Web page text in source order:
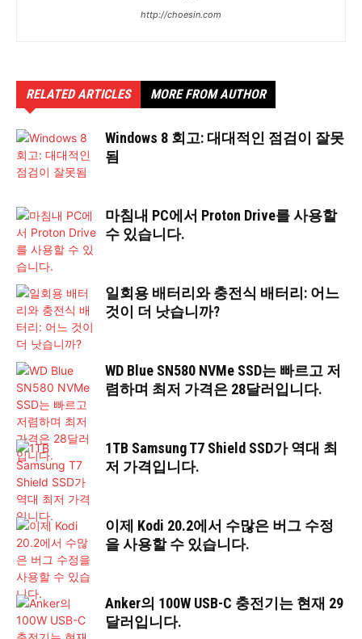
http://choesin.com
RELATED ARTICLES MORE FROM AUTHOR
Windows 8 회고: 대대적인 점검이 잘못
됨
마침내 PC에서 Proton Drive를 사용할
수 있습니다.
일회용 배터리와 충전식 배터리: 어느
것이 더 낫습니까?
WD Blue SN580 NVMe SSD는 빠르고 저
렴하며 최저 가격은 28달러입니다.
1TB Samsung T7 Shield SSD가 역대 최
저 가격입니다.
이제 Kodi 20.2에서 수많은 버그 수정
을 사용할 수 있습니다.
Anker의 100W USB-C 충전기는 현재 29
달러입니다.